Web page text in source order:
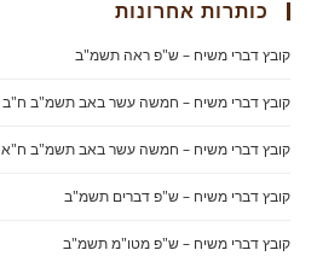
כותרות אחרונות
קובץ דברי משיח – ש"פ ראה תשמ"ב
קובץ דברי משיח – חמשה עשר באב תשמ"ב ח"ב
קובץ דברי משיח – חמשה עשר באב תשמ"ב ח"א
קובץ דברי משיח – ש"פ דברים תשמ"ב
קובץ דברי משיח – ש"פ מטו"מ תשמ"ב